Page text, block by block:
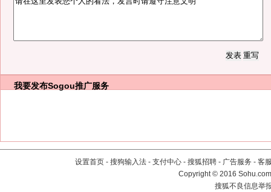
我要发布Sogou推广服务
设置首页 - 搜狗输入法 - 支付中心 - 搜狐招聘 - 广告服务 - 客
Copyright©2016
搜狐不良信息举